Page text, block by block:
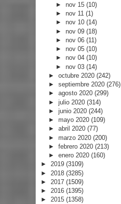
► nov 15(10)
► nov 11(1)
► nov 10(14)
► nov 09(18)
► nov 06(11)
► nov 05(10)
► nov 04(10)
► nov 03(14)
► octubre 2020 (242)
► septiembre 2020 (276)
► agosto 2020 (299)
► julio 2020 (314)
► junio 2020 (244)
► mayo 2020 (109)
► abril 2020 (77)
► marzo 2020 (200)
► febrero 2020 (213)
► enero 2020 (160)
► 2019 (3109)
► 2018 (3285)
► 2017 (1509)
► 2016 (1395)
► 2015 (1358)